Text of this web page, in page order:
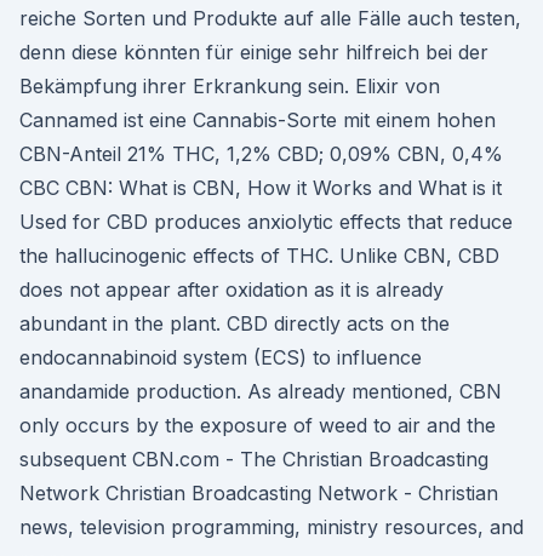
reiche Sorten und Produkte auf alle Fälle auch testen,
denn diese könnten für einige sehr hilfreich bei der
Bekämpfung ihrer Erkrankung sein. Elixir von
Cannamed ist eine Cannabis-Sorte mit einem hohen
CBN-Anteil 21% THC, 1,2% CBD; 0,09% CBN, 0,4%
CBC CBN: What is CBN, How it Works and What is it
Used for CBD produces anxiolytic effects that reduce
the hallucinogenic effects of THC. Unlike CBN, CBD
does not appear after oxidation as it is already
abundant in the plant. CBD directly acts on the
endocannabinoid system (ECS) to influence
anandamide production. As already mentioned, CBN
only occurs by the exposure of weed to air and the
subsequent CBN.com - The Christian Broadcasting
Network Christian Broadcasting Network - Christian
news, television programming, ministry resources, and